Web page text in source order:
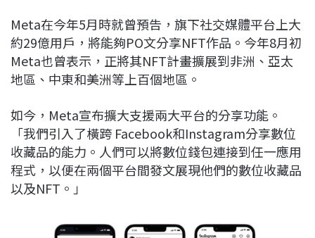
k
n
k
Meta在今年5月時就曾預告，旗下社交媒體平台上大
約29億用戶，將能夠PO文分享NFT作品。今年8月初
Meta也曾表示，正將其NFT計畫擴展到非洲、亞太
地區、中東和美洲等上百個地區。
如今，Meta宣布擴大支援兩大平台的分享功能。
「我們引入了橫跨 Facebook和Instagram分享數位
收藏品的能力。人們可以將數位錢包連接到任一應用
程式，以便在兩個平台間發文展現他們的數位收藏品
以及NFT。」